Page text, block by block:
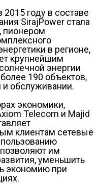
году в составе
SirajPower стала
пионером
в регионе,
крупнейшим
энергии
190 объектов,
и обслуживании.
экономики,
Telecom и Majid
клиентам сетевые
им
уменьшить
экономию при